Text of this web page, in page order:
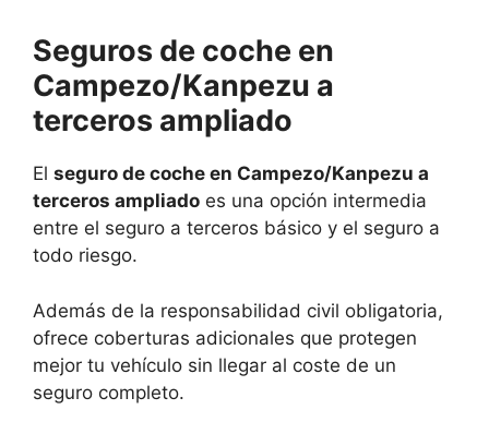
Seguros de coche en
Campezo/Kanpezu a
terceros ampliado
El seguro de coche en Campezo/Kanpezu a
terceros ampliado es una opción intermedia
entre el seguro a terceros básico y el seguro a
todo riesgo.
Además de la responsabilidad civil obligatoria,
ofrece coberturas adicionales que protegen
mejor tu vehículo sin llegar al coste de un
seguro completo.